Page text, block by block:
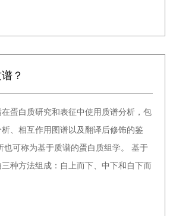
？
蛋白质研究和表征中使用质谱分析，包
、相互作用图谱以及翻译后修饰的鉴
也可称为基于质谱的蛋白质组学。 基于
种方法组成：自上而下、中下和自下而